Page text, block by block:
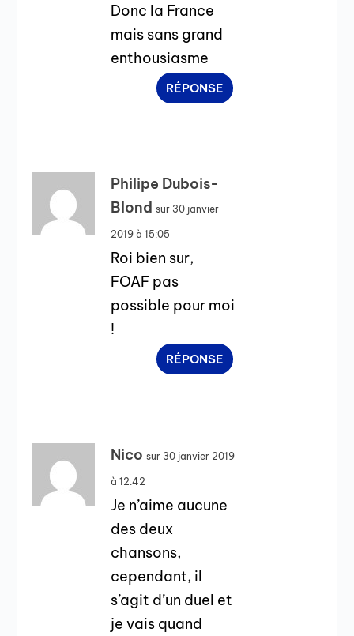
Donc la France
mais sans grand
enthousiasme
RÉPONSE
Philipe Dubois-
Blond sur 30 janvier
2019 à 15:05
Roi bien sur,
FOAF pas
possible pour moi
!
RÉPONSE
Nico sur 30 janvier 2019
à 12:42
Je n’aime aucune
des deux
chansons,
cependant, il
s’agit d’un duel et
je vais quand